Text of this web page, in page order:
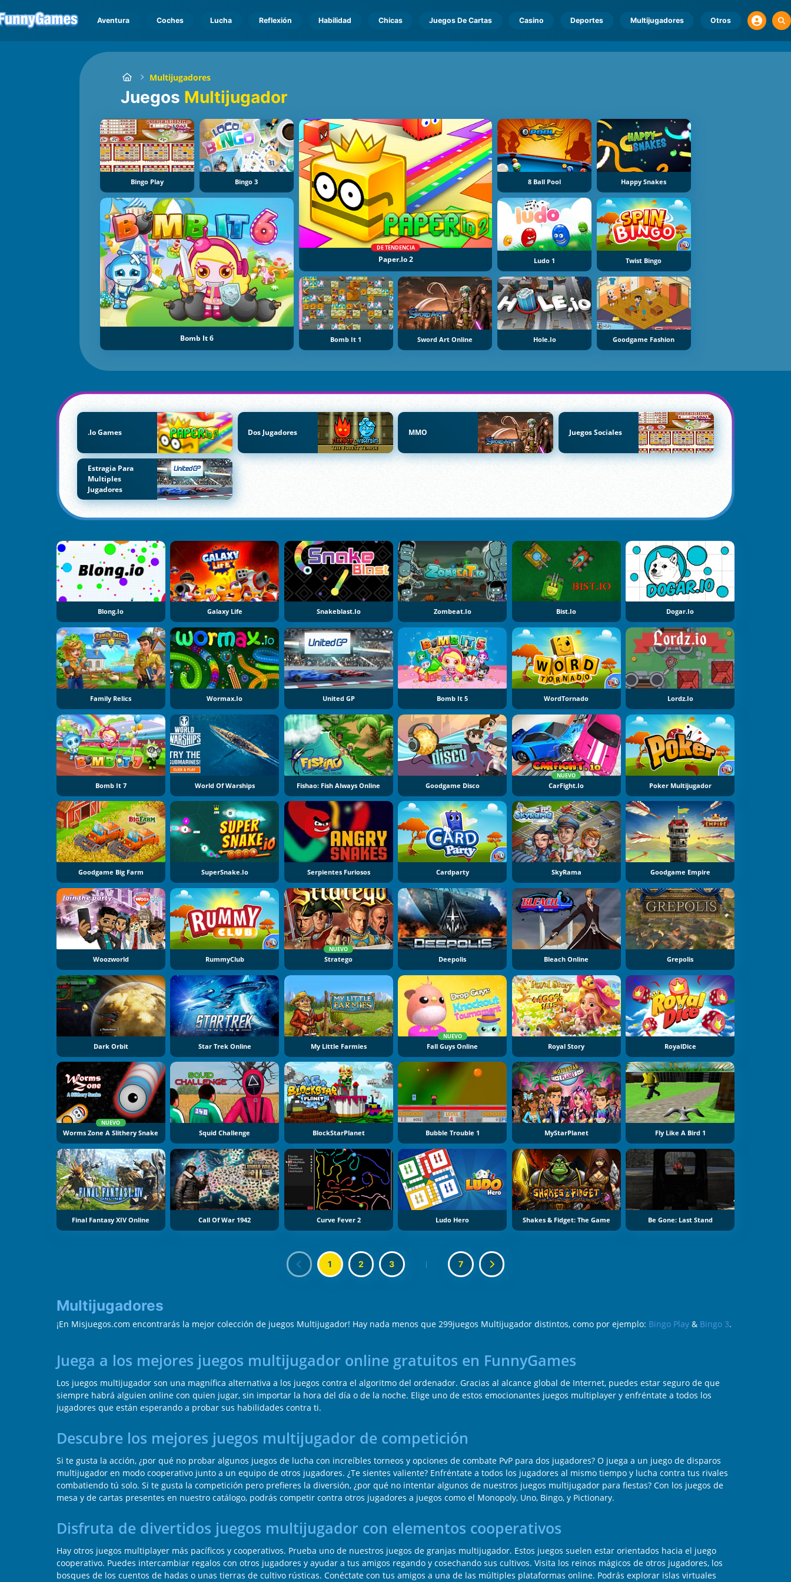
Aventura Coches Lucha Reflexión Habilidad Chicas Juegos De Cartas Casino Deportes Multijugadores Otros
Multijugadores
Juegos Multijugador
Bingo Play Bingo 3
DE TENDENCIA
Paper.io 2
8 Ball Pool Happy Snakes
Bomb It 6
Ludo 1 Twist Bingo
Bomb It 1 Sword Art Online Hole.io Goodgame Fashion
.io Games Dos Jugadores MMO Juegos Sociales
Estragia Para
Multiples
Jugadores
Blong.io Galaxy Life Snakeblast.io Zombeat.io Bist.io Dogar.io
Family Relics Wormax.io United GP Bomb It 5 WordTornado Lordz.io
Bomb It 7 World Of Warships Fishao: Fish Always Online Goodgame Disco
NUEVO
CarFight.io Poker Multijugador
Goodgame Big Farm SuperSnake.io Serpientes Furiosos Cardparty SkyRama Goodgame Empire
Woozworld RummyClub
NUEVO
Stratego Deepolis Bleach Online Grepolis
Dark Orbit Star Trek Online My Little Farmies
NUEVO
Fall Guys Online Royal Story RoyalDice
NUEVO
Worms Zone A Slithery Snake Squid Challenge BlockStarPlanet Bubble Trouble 1 MyStarPlanet Fly Like A Bird 1
Final Fantasy XIV Online Call Of War 1942 Curve Fever 2 Ludo Hero Shakes & Fidget: The Game Be Gone: Last Stand
1 2 3 | 7
Multijugadores
¡En Misjuegos.com encontrarás la mejor colección de juegos Multijugador! Hay nada menos que 299juegos Multijugador distintos, como por ejemplo: Bingo Play & Bingo 3.
Juega a los mejores juegos multijugador online gratuitos en FunnyGames
Los juegos multijugador son una magnífica alternativa a los juegos contra el algoritmo del ordenador. Gracias al alcance global de Internet, puedes estar seguro de que
siempre habrá alguien online con quien jugar, sin importar la hora del día o de la noche. Elige uno de estos emocionantes juegos multiplayer y enfréntate a todos los
jugadores que están esperando a probar sus habilidades contra ti.
Descubre los mejores juegos multijugador de competición
Si te gusta la acción, ¿por qué no probar algunos juegos de lucha con increíbles torneos y opciones de combate PvP para dos jugadores? O juega a un juego de disparos
multijugador en modo cooperativo junto a un equipo de otros jugadores. ¿Te sientes valiente? Enfréntate a todos los jugadores al mismo tiempo y lucha contra tus rivales
combatiendo tú solo. Si te gusta la competición pero prefieres la diversión, ¿por qué no intentar algunos de nuestros juegos multijugador para fiestas? Con los juegos de
mesa y de cartas presentes en nuestro catálogo, podrás competir contra otros jugadores a juegos como el Monopoly, Uno, Bingo, y Pictionary.
Disfruta de divertidos juegos multijugador con elementos cooperativos
Hay otros juegos multiplayer más pacíficos y cooperativos. Prueba uno de nuestros juegos de granjas multijugador. Estos juegos suelen estar orientados hacia el juego
cooperativo. Puedes intercambiar regalos con otros jugadores y ayudar a tus amigos regando y cosechando sus cultivos. Visita los reinos mágicos de otros jugadores, los
bosques de los cuentos de hadas o unas tierras de cultivo rústicas. Conéctate con tus amigos a una de las múltiples plataformas online. Podrás explorar islas virtuales